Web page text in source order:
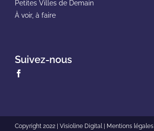
Petites Villes de Demain
À voir, à faire
Suivez-nous
Copyright 2022 | Visioline Digital| Mentions légales